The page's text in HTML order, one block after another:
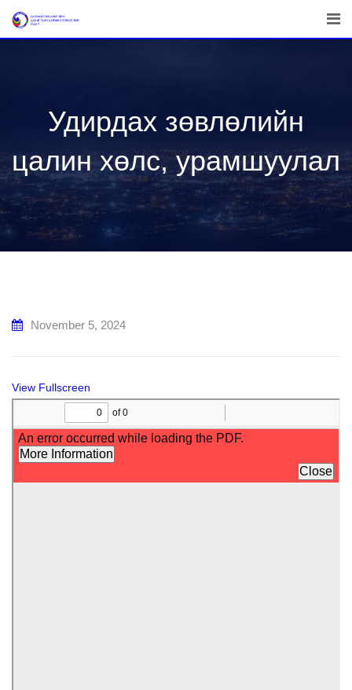
Skip
Удирдах зөвлөлийн
цалин хөлс, урамшуулал
November 5, 2024
View Fullscreen